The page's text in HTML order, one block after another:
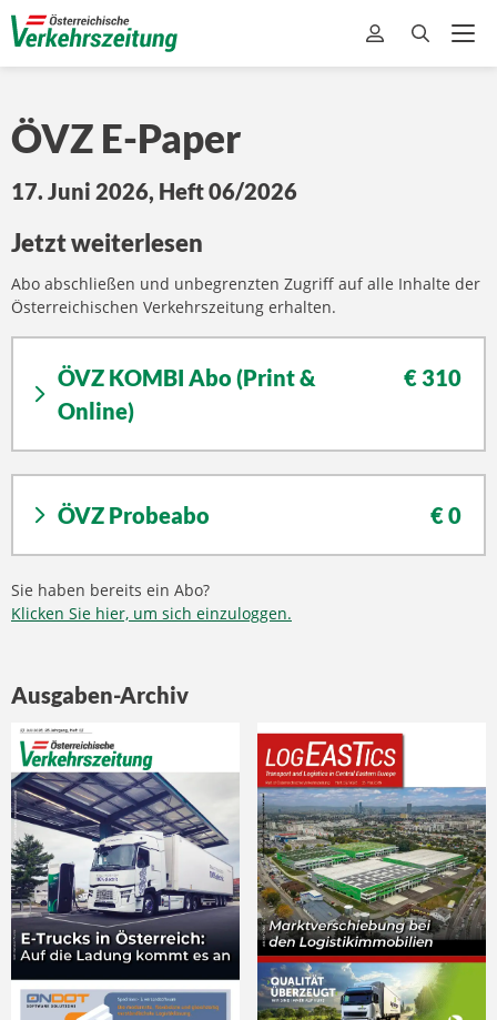
ÖVZ E-Paper
17. Juni 2026, Heft 06/2026
Jetzt weiterlesen
Abo abschließen und unbegrenzten Zugriff auf alle Inhalte der
Österreichischen Verkehrszeitung erhalten.
ÖVZ KOMBI Abo (Print &
Online)
€ 310
ÖVZ Probeabo € 0
Sie haben bereits ein Abo?
Klicken Sie hier, um sich einzuloggen.
Ausgaben-Archiv